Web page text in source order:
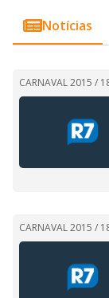
Notícias
CARNAVAL 2015 /
CARNAVAL 2015 /